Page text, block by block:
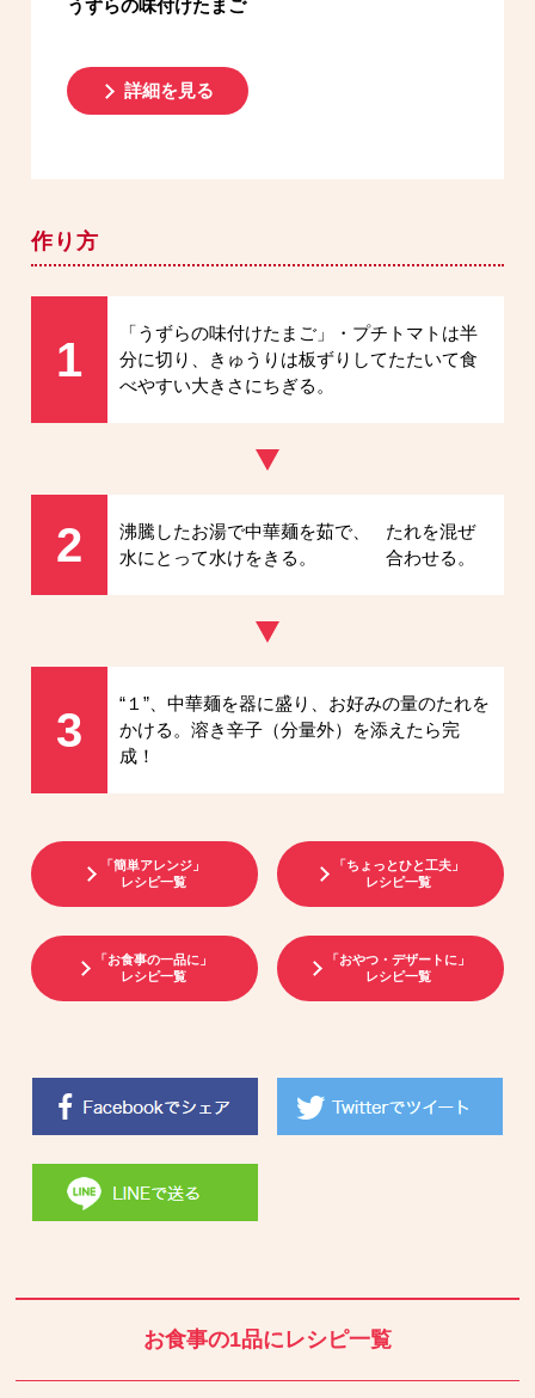
うずらの味付けたまご
詳細を見る
作り方
1
「うずらの味付けたまご」・プチトマトは半
分に切り、きゅうりは板ずりしてたたいて食
べやすい大きさにちぎる。
2
沸騰したお湯で中華麺を茹で、
水にとって水けをきる。
たれを混ぜ
合わせる。
3
“１”、中華麺を器に盛り、お好みの量のたれを
かける。溶き辛子（分量外）を添えたら完
成！
「簡単アレンジ」
レシピ一覧
「ちょっとひと工夫」
レシピ一覧
「お食事の一品に」
レシピ一覧
「おやつ・デザートに」
レシピ一覧
お食事の1品にレシピ一覧